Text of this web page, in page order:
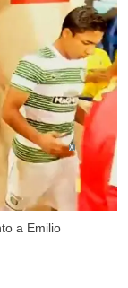
a Emilio
X